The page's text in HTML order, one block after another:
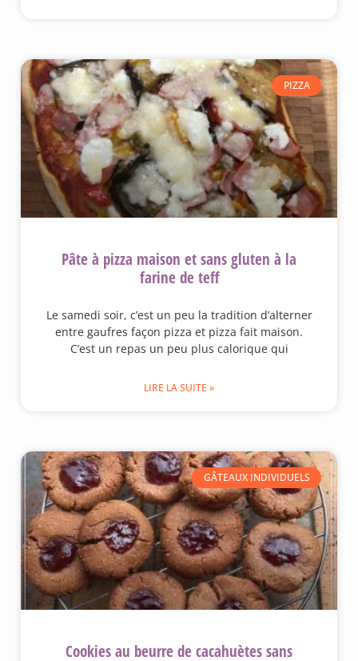
PIZZA
Pâte à pizza maison et sans gluten à la
farine de teff
Le samedi soir, c’est un peu la tradition d’alterner
entre gaufres façon pizza et pizza fait maison.
C’est un repas un peu plus calorique qui
LIRE LA SUITE »
GÂTEAUX INDIVIDUELS
Cookies au beurre de cacahuètes sans